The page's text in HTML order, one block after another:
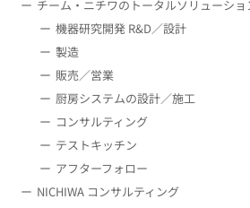
チーム・ニチワのトータルソリューショ
機器研究開発 R&D／設計
製造
販売／営業
厨房システムの設計／施工
コンサルティング
テストキッチン
アフターフォロー
NICHIWA コンサルティング